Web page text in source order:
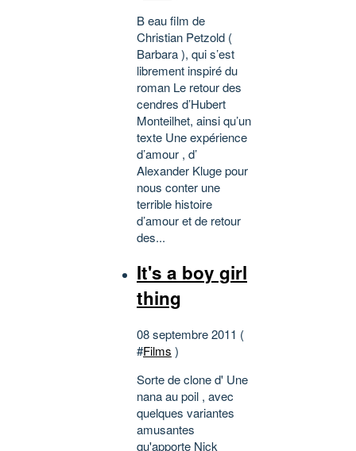
B eau film de
Christian Petzold (
Barbara ), qui s’est
librement inspiré du
roman Le retour des
cendres d’Hubert
Monteilhet, ainsi qu’un
texte Une expérience
d’amour , d’
Alexander Kluge pour
nous conter une
terrible histoire
d’amour et de retour
des...
It's a boy girl
thing
08 septembre 2011 (
#Films )
Sorte de clone d' Une
nana au poil , avec
quelques variantes
amusantes
qu'apporte Nick